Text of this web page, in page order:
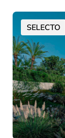
SELECTO